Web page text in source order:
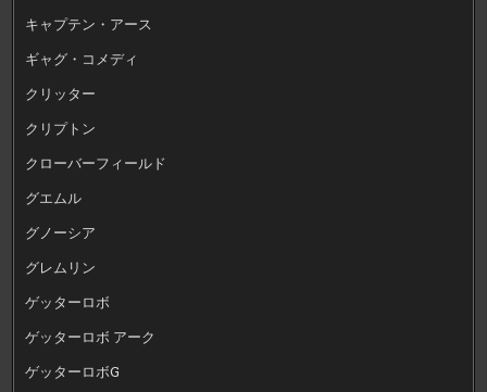
キャプテン・アース
ギャグ・コメディ
クリッター
クリプトン
クローバーフィールド
グエムル
グノーシア
グレムリン
ゲッターロボ
ゲッターロボ アーク
ゲッターロボG